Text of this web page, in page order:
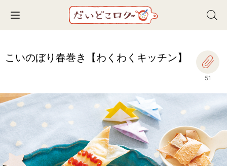
Toggle navigation
こいのぼり春巻き【わくわくキッチン】
51